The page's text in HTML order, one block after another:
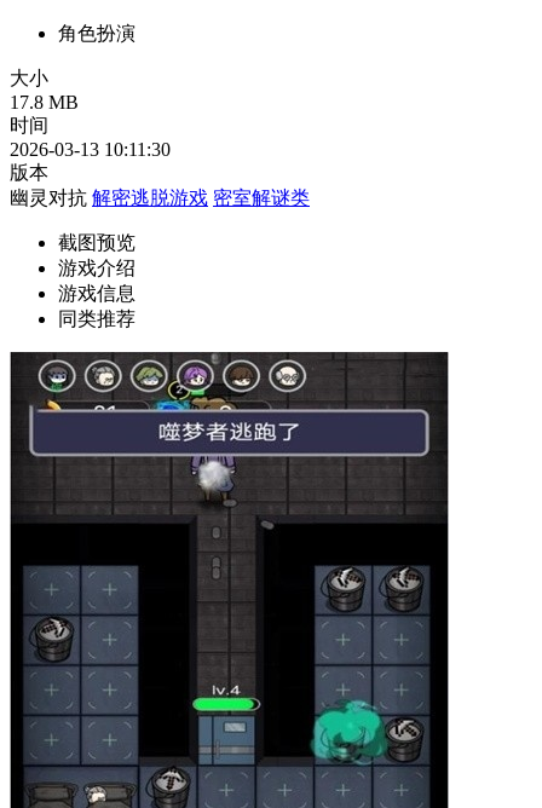
角色扮演
大小
17.8 MB
时间
2026-03-13 10:11:30
版本
幽灵对抗 解密逃脱游戏 密室解谜类
截图预览
游戏介绍
游戏信息
同类推荐